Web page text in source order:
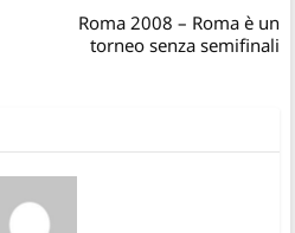
Roma 2008 – Roma è un
torneo senza semifinali